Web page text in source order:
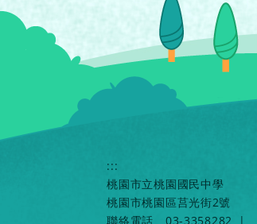
:::
桃園市立桃園國民中學
桃園市桃園區莒光街2號
聯絡電話
03-3358282 |